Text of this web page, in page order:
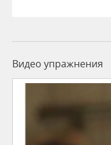
Видео упражнения